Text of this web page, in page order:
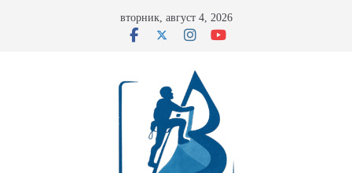
вторник, август 4, 2026